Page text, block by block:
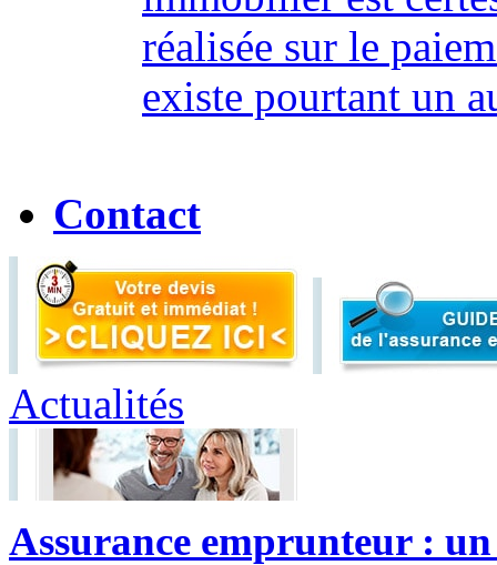
réalisée sur le
existe pourtant un
Contact
Actualités
Assurance emprunteur :